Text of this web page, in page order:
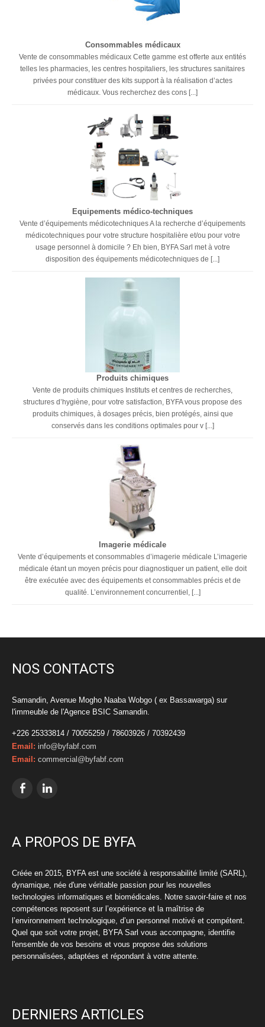
Consommables médicaux
Vente de consommables médicaux Cette gamme est offerte aux entités
telles les pharmacies, les centres hospitaliers, les structures sanitaires
privées pour constituer des kits support à la réalisation d’actes
médicaux. Vous recherchez des cons [...]
Equipements médico-techniques
Vente d’équipements médicotechniques A la recherche d’équipements
médicotechniques pour votre structure hospitalière et/ou pour votre
usage personnel à domicile ? Eh bien, BYFA Sarl met à votre
disposition des équipements médicotechniques de [...]
Produits chimiques
Vente de produits chimiques Instituts et centres de recherches,
structures d’hygiène, pour votre satisfaction, BYFA vous propose des
produits chimiques, à dosages précis, bien protégés, ainsi que
conservés dans les conditions optimales pour v [...]
Imagerie médicale
Vente d’équipements et consommables d’imagerie médicale L’imagerie
médicale étant un moyen précis pour diagnostiquer un patient, elle doit
être exécutée avec des équipements et consommables précis et de
qualité. L’environnement concurrentiel, [...]
NOS CONTACTS
Samandin, Avenue Mogho Naaba Wobgo ( ex Bassawarga) sur
l'immeuble de l'Agence BSIC Samandin.
+226 25333814 / 70055259 / 78603926 / 70392439
Email: info@byfabf.com
Email: commercial@byfabf.com
A PROPOS DE BYFA
Créée en 2015, BYFA est une société à responsabilité limité (SARL),
dynamique, née d'une véritable passion pour les nouvelles
technologies informatiques et biomédicales. Notre savoir-faire et nos
compétences reposent sur l’expérience et la maîtrise de
l’environnement technologique, d’un personnel motivé et compétent.
Quel que soit votre projet, BYFA Sarl vous accompagne, identifie
l'ensemble de vos besoins et vous propose des solutions
personnalisées, adaptées et répondant à votre attente.
DERNIERS ARTICLES